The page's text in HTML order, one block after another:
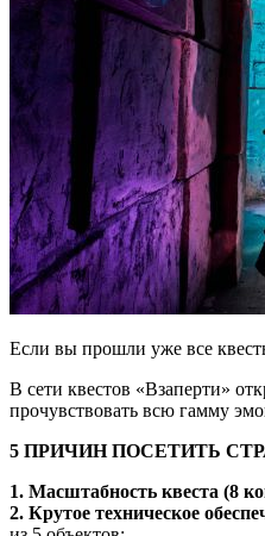
Если вы прошли уже все
В сети квестов «Взаперти»
прочувствовать всю гамму
5 ПРИЧИН ПОСЕТИТЬ
1. Масштабность квеста (8
2. Крутое техническое